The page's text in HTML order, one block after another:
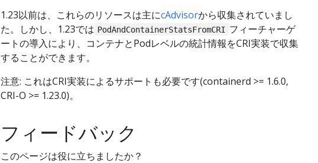
1.23以前は、これらのリソースは主にcAdvisorから収集されていまし
た。しかし、1.23では PodAndContainerStatsFromCRI フィーチャーゲ
ートの導入により、コンテナとPodレベルの統計情報をCRI実装で収集
することができます。
注意: これはCRI実装によるサポートも必要です(containerd >= 1.6.0,
CRI-O >= 1.23.0)。
フィードバック
このページは役に立ちましたか？